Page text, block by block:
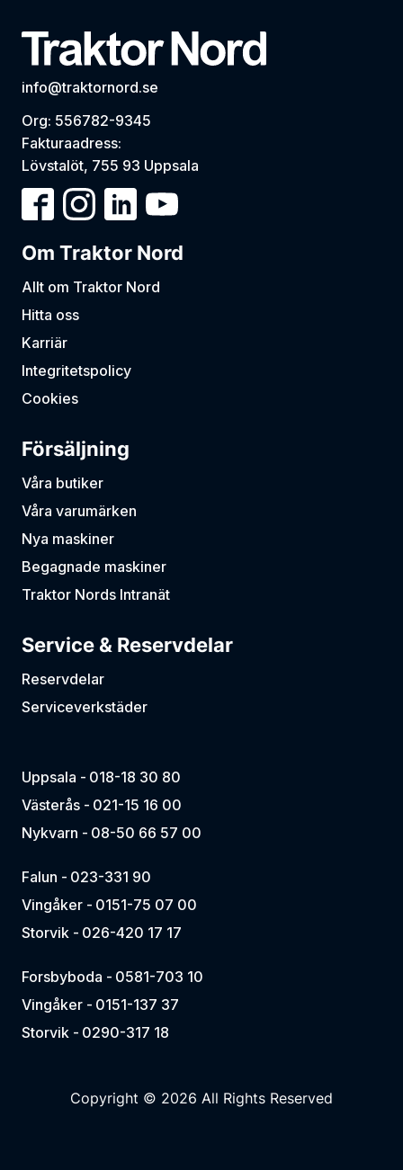
info@traktornord.se
Org: 556782-9345
Fakturaadress:
Lövstalöt, 755 93 Uppsala
Om Traktor Nord
Allt om Traktor Nord
Hitta oss
Karriär
Integritetspolicy
Cookies
Försäljning
Våra butiker
Våra varumärken
Nya maskiner
Begagnade maskiner
Traktor Nords Intranät
Service & Reservdelar
Reservdelar
Serviceverkstäder
Uppsala - 018-18 30 80
Västerås - 021-15 16 00
Nykvarn - 08-50 66 57 00
Falun - 023-331 90
Vingåker - 0151-75 07 00
Storvik - 026-420 17 17
Forsbyboda - 0581-703 10
Vingåker - 0151-137 37
Storvik - 0290-317 18
Copyright © 2026 All Rights Reserved